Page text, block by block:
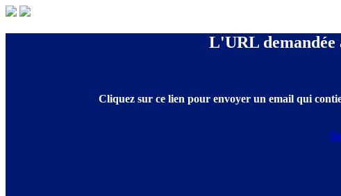
L'URL demandée
Cliquez sur ce lien pour envoyer un email qui